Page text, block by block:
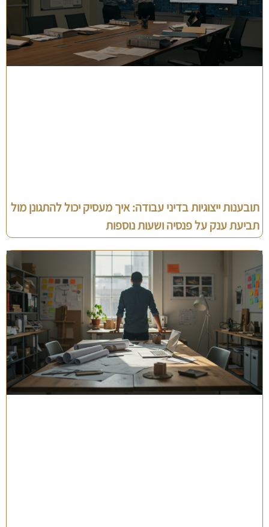
תובענות ייצוגיות בדיני עבודה: איך מעסיק יכול להתגונן מול
תביעת ענק על פנסיה ושעות נוספות